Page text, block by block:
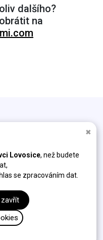
dalšího?
na
10, Slivenec, 154 00,
✖
Lovosice, než budete
se zpracováním dat.